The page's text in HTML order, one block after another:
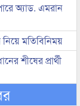
অ্যাড. এমরান
নিয়ে মতিবিনিময়
শীষের প্রার্থী